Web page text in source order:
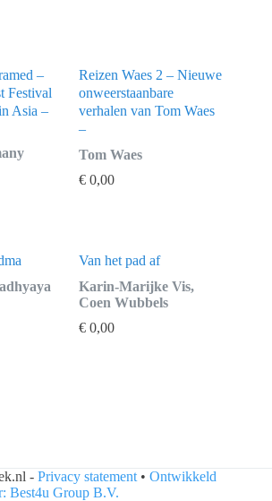
–
Festival
Asia –
Reizen Waes 2 – Nieuwe
onweerstaanbare
verhalen van Tom Waes
–
Tom Waes
€ 0,00
Van het pad af
Karin-Marijke Vis,
Coen Wubbels
€ 0,00
- Privacy statement • Ontwikkeld
Best4u Group B.V.